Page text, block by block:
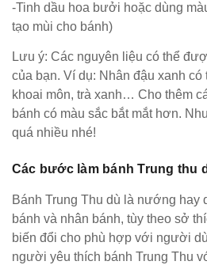
-Tinh dầu hoa bưởi hoặc dùng
tạo mùi cho bánh)
Lưu ý: Các nguyên liệu có thể
của bạn. Ví dụ: Nhân đậu xanh có
khoai môn, trà xanh… Cho thêm
bánh có màu sắc bắt mắt hơn.
quá nhiều nhé!
Các bước làm bánh Trung thu
Bánh Trung Thu dù là nướng hay
bánh và nhân bánh, tùy theo sở
biến đổi cho phù hợp với người
người yêu thích bánh Trung Thu